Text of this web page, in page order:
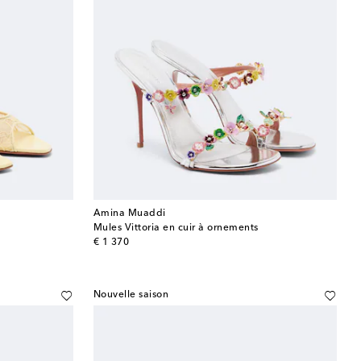
Amina Muaddi
Mules Vittoria en cuir à ornements
€ 1 370
original price
Nouvelle saison